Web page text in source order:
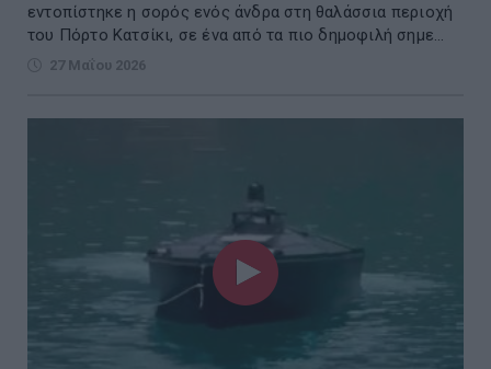
εντοπίστηκε η σορός ενός άνδρα στη θαλάσσια περιοχή
του Πόρτο Κατσίκι, σε ένα από τα πιο δημοφιλή σημε...
27 Μαΐου 2026